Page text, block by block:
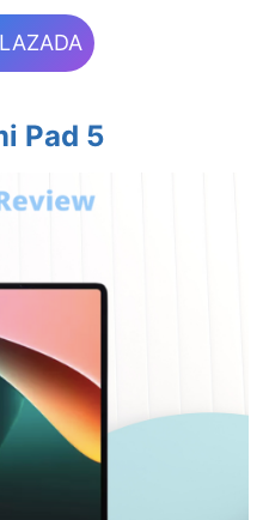
Pad 5